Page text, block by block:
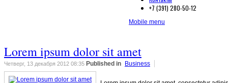
+7 (391) 280-50-12
Mobile menu
Lorem ipsum dolor sit amet
Четверг, 13 декабря 2012 08:35 Published in Business